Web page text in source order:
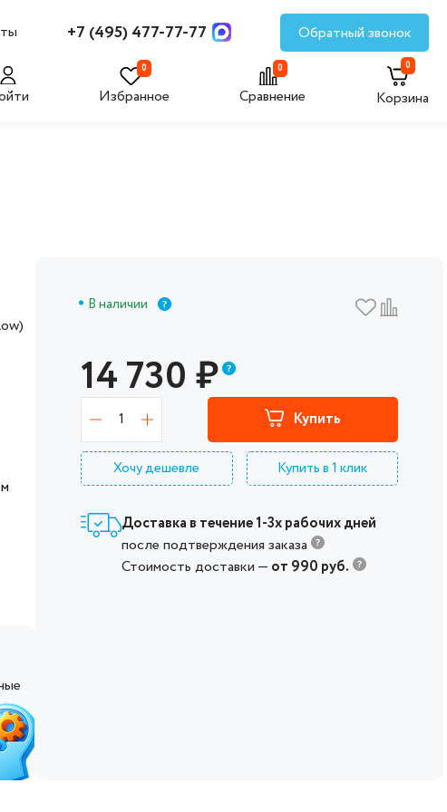
+7 (495) 477-77-77 Обратный звонок
0
Избранное
0
Сравнение
0
Корзина
В наличии
14 730₽
1 Купить
Хочу дешевле Купить в 1 клик
Доставка в течение 1-3х рабочих дней
после подтверждения заказа
Стоимость доставки — от 990 руб.